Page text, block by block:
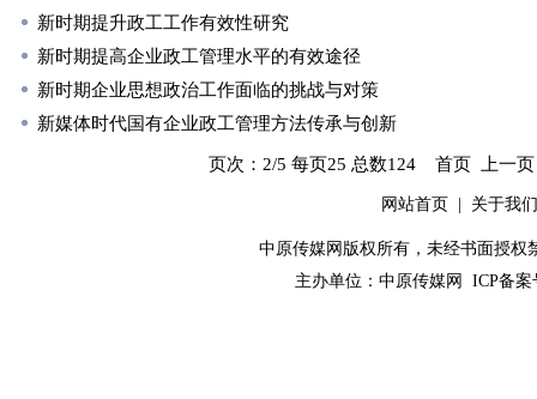
新时期提升政工工作有效性研究
新时期提高企业政工管理水平的有效途径
新时期企业思想政治工作面临的挑战与对策
新媒体时代国有企业政工管理方法传承与创新
页次：2/5 每页25 总数124 首页 上一页
网站首页 关于我们
中原传媒网版权所有，未经书面授权
主办单位： 中原传媒网 ICP备案